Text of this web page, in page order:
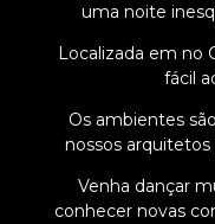
uma noite
Localizada em no
fácil
Os ambientes
nossos arquitetos
Venha dançar
conhecer novas